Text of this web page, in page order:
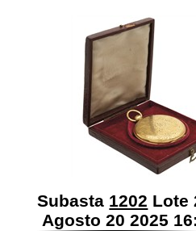
Subasta 1202 Lote
Agosto 20 2025